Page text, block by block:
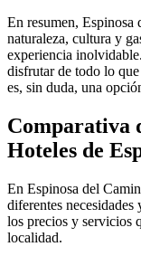
En resumen, Espinosa
naturaleza, cultura y
experiencia
disfrutar de todo lo
es, sin duda, una
Comparativa
Hoteles de
En Espinosa del
diferentes
los precios y servicios
localidad.